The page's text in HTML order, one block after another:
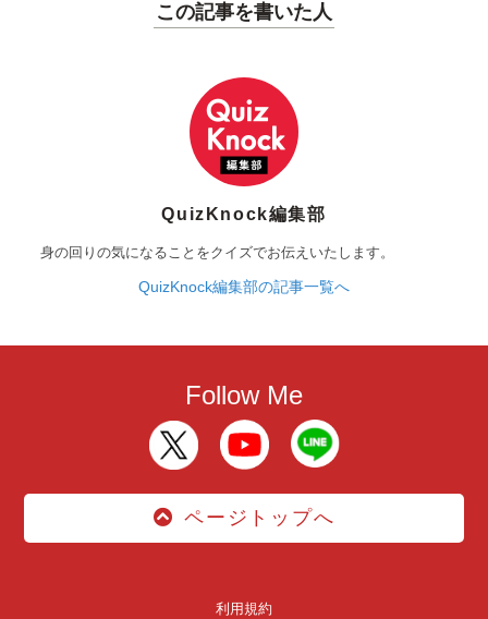
この記事を書いた人
QuizKnock編集部
身の回りの気になることをクイズでお伝えいたします。
QuizKnock編集部の記事一覧へ
Follow Me
ページトップへ
利用規約